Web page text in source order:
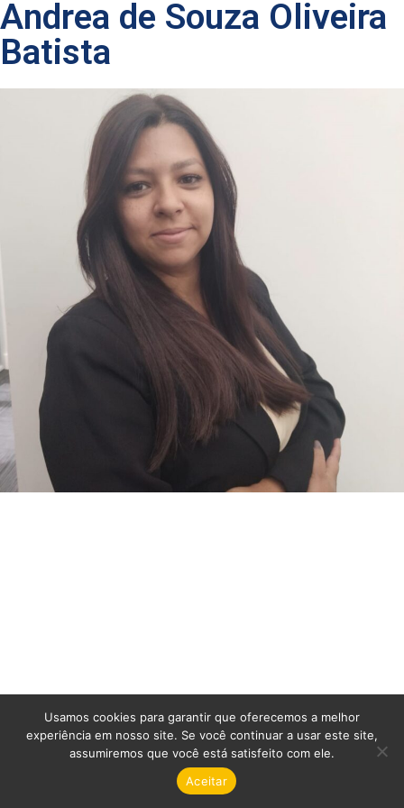
Andrea de Souza Oliveira
Batista
Usamos cookies para garantir que oferecemos a melhor
experiência em nosso site. Se você continuar a usar este site,
assumiremos que você está satisfeito com ele.
Aceitar